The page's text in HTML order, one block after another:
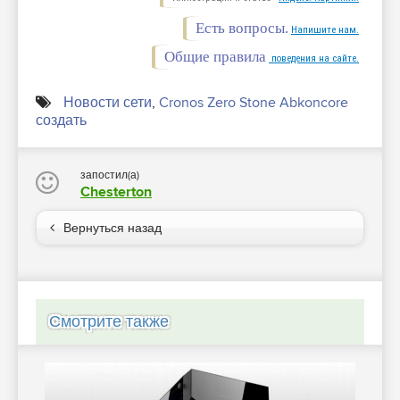
Есть вопросы. Напишите нам.
Общие правила поведения на сайте.
Новости сети, Cronos Zero Stone Abkoncore
создать
запостил(а)
Chesterton
Вернуться назад
Смотрите также